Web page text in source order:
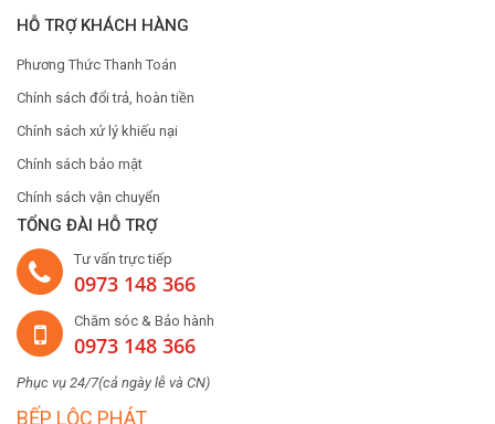
HỖ TRỢ KHÁCH HÀNG
Phương Thức Thanh Toán
Chính sách đổi trả, hoàn tiền
Chính sách xử lý khiếu nại
Chính sách bảo mật
Chính sách vận chuyển
TỔNG ĐÀI HỖ TRỢ
Tư vấn trực tiếp
0973 148 366
Chăm sóc & Bảo hành
0973 148 366
Phục vụ 24/7(cả ngày lễ và CN)
BẾP LỘC PHÁT